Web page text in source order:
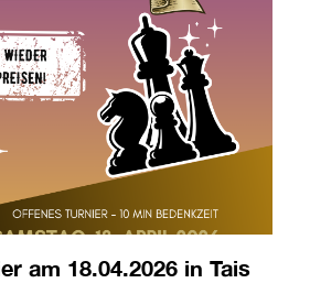
am 18.04.2026 in Tais